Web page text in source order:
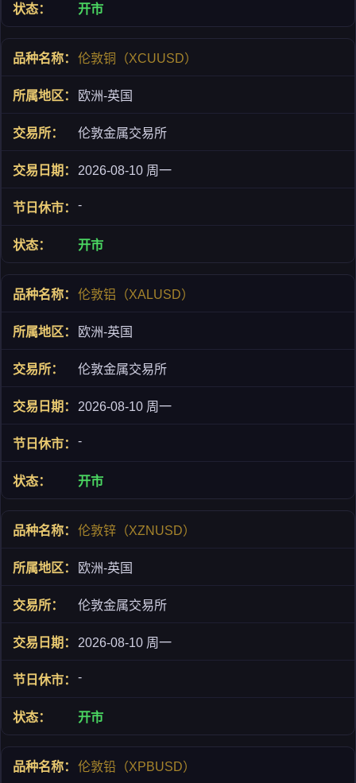
开市
伦敦铜（XCUUSD）
欧洲-英国
伦敦金属交易所
2026-08-10 周一
-
开市
伦敦铝（XALUSD）
欧洲-英国
伦敦金属交易所
2026-08-10 周一
-
开市
伦敦锌（XZNUSD）
欧洲-英国
伦敦金属交易所
2026-08-10 周一
-
开市
伦敦铅（XPBUSD）